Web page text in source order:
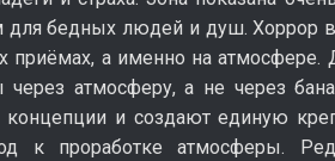
для бедных людей и душ. Хоррор
приёмах, а именно на
через атмосферу, а не через
и создают единую
к проработке атмосферы.